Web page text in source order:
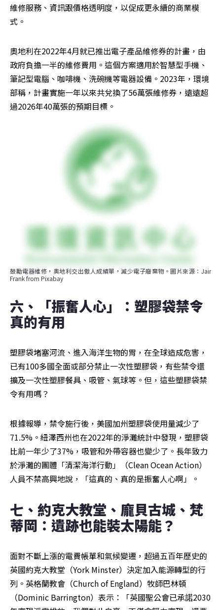
維修服務、資訊跟價格透明度，以促成更永續的商業模
式。
奧地利在2022年4月就已推出電子產品維修券的計畫，由
政府負擔一半的維修費用。這個方案適用於智慧型手機、
筆記型電腦、咖啡機、洗碗機等電器設備。2023年，環境
部稱，計畫實施一年以來共兌換了56萬張維修券，遠遠超
過2026年40萬張的預期目標。
鼓勵電器維修，奧地利交出傲人成績單，減少電子廢棄物。圖片來源：Jair
Frank from Pixabay
六、「振奮人心」：塑膠袋禁令
真的有用
塑膠袋堵塞河流、進入海洋生物的胃，在全球造成危害，
已有100多國全面或部分禁止一次性塑膠袋，有些禁令還
擴及一次性塑膠餐具、吸管、氣球等。但，這些塑膠袋禁
令有用嗎？
根據報導，禁令施行後，美國加州塑膠袋使用量減少了
71.5%。紐澤西州也在2022年的淨灘統計中發現，塑膠袋
比前一年少了37%，吸管和外帶容器也變少了。長年致力
於淨灘的團體「清潔海洋行動」（Clean Ocean Action）
人員不禁高興地說，「這真的、真的是振奮人心啊」。
七、約克大教堂、龐貝古城、梵
蒂岡：遺跡也能裝太陽能？
面對不斷上漲的電費帳單和氣候變遷，超過五百年歷史的
英國約克大教堂（York Minster）決定加入能源轉型的行
列。英格蘭教會（Church of England）牧師巴林頓
（Dominic Barrington）表示：「英國聖公會已承諾2030